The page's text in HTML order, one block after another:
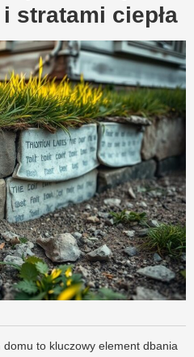
stratami ciepła
domu to kluczowy element dbania